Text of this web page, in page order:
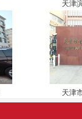
天津
天津